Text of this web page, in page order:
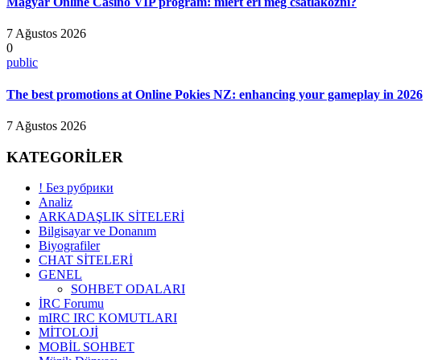
7 Ağustos 2026
0
public
The best promotions at Online Pokies NZ: enhancing your gameplay in 2026
7 Ağustos 2026
KATEGORİLER
! Без рубрики
Analiz
ARKADAŞLIK SİTELERİ
Bilgisayar ve Donanım
Biyografiler
CHAT SİTELERİ
GENEL
SOHBET ODALARI
İRC Forumu
mIRC IRC KOMUTLARI
MİTOLOJİ
MOBİL SOHBET